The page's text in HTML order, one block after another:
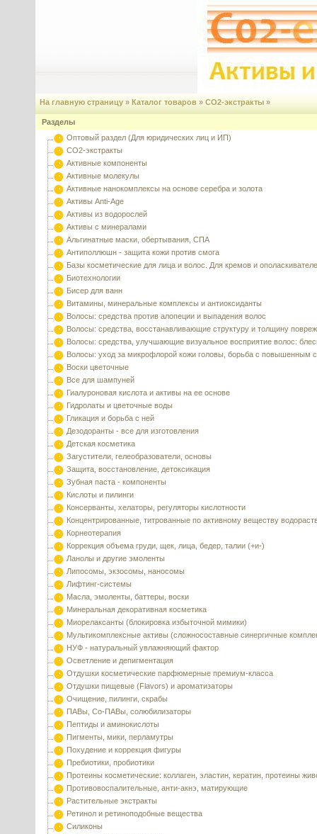
На главную страницу » Каталог товаров » CO2-экстракты »
Разделы
Оптовый раздел (Для юридических лиц и ИП)
CO2-экстракты
Активные компоненты
Активные молекулы
Активные нанокомплексы на основе серебра и золота
Активы Anti-Age
Активы из водорослей
Активы с минералами
Альгинатные маски, обертывания, СПА
Антиполлюшн - защита кожи против смога
Базы косметические для лица и волос. Для кремов и
Биотехнологии
Бисер для ванн
Витамины, минеральные комплексы и антиоксиданты
Волосы: средства против алопеции и выпадения волос
Волосы: средства, восстанавливающие структуру и толщину
Волосы: средства, улучшающие визуальное восприятие волос:
Волосы: уход за микрофлорой кожи головы, борьба с повышенным
Воски цветочные
Все для шампуней
Гиалуроновая кислота и активы на ее основе
Гидролаты и цветочные воды
Гликация и борьба с ней
Дезодоранты - все для изготовления
Детская косметика
Загустители, гелеобразователи, основы
Защита, восстановление, детоксикация
Зубная паста - компоненты
Кислоты и пилинги
Консерванты, хелаторы, регуляторы кислотности
Концентрированные, титрованные по активному веществу
Корнеотерапия
Коррекция объема груди, щек, лица, бедер, талии (+и-)
Ланолы и другие эмоленты
Липосомы, экзосомы, наносомы
Лифтинг-системы
Масла, эмоленты, баттеры, воски
Минеральная декоративная косметика
Миорелаксанты (блокировка избыточной мимики)
Мультикомплексные активы (сложносоставные синергичные
НУФ - натуральный увлажняющий фактор
Осветление и депигментация
Отдушки косметические парфюмерные премиум-класса
Отдушки пищевые (Flavors) и ароматизаторы
Очищение, пилинги, скрабы
ПАВы, Со-ПАВы, солюбилизаторы
Пептиды и аминокислоты
Пигменты, мики, перламутры
Похудение и коррекция фигуры
Пребиотики, пробиотики
Протеины косметические: коллаген, эластин, кератин, протеины
Противовоспалительные, анти-акнэ, матирующие
Растительные экстракты
Ретинол и ретиноподобные вещества
Силиконы